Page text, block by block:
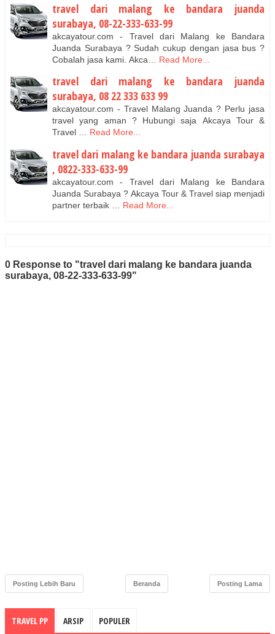
travel dari malang ke bandara juanda
surabaya, 08-22-333-633-99
akcayatour.com - Travel dari Malang ke Bandara
Juanda Surabaya ? Sudah cukup dengan jasa bus ?
Cobalah jasa kami. Akca…
Read More...
travel dari malang ke bandara juanda
surabaya, 08 22 333 633 99
akcayatour.com - Travel Malang Juanda ? Perlu jasa
travel yang aman ? Hubungi saja Akcaya Tour &
Travel …
Read More...
travel dari malang ke bandara juanda surabaya
, 0822-333-633-99
akcayatour.com - Travel dari Malang ke Bandara
Juanda Surabaya ? Akcaya Tour & Travel siap menjadi
partner terbaik …
Read More...
0 Response to "travel dari malang ke bandara juanda
surabaya, 08-22-333-633-99"
Posting Lebih Baru Posting Lama
Beranda
TRAVEL PP ARSIP POPULER